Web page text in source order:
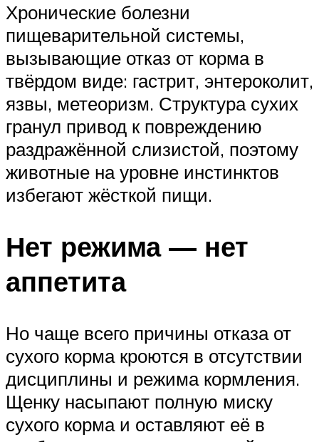
Хронические болезни
пищеварительной системы,
вызывающие отказ от корма в
твёрдом виде: гастрит, энтероколит,
язвы, метеоризм. Структура сухих
гранул привод к повреждению
раздражённой слизистой, поэтому
животные на уровне инстинктов
избегают жёсткой пищи.
Нет режима — нет
аппетита
Но чаще всего причины отказа от
сухого корма кроются в отсутствии
дисциплины и режима кормления.
Щенку насыпают полную миску
сухого корма и оставляют её в